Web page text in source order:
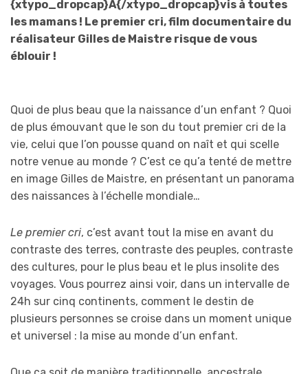
{xtypo_dropcap}A{/xtypo_dropcap}vis à toutes
les mamans ! Le premier cri, film documentaire du
réalisateur Gilles de Maistre risque de vous
éblouir !
Quoi de plus beau que la naissance d’un enfant ? Quoi
de plus émouvant que le son du tout premier cri de la
vie, celui que l’on pousse quand on naît et qui scelle
notre venue au monde ? C’est ce qu’a tenté de mettre
en image Gilles de Maistre, en présentant un panorama
des naissances à l’échelle mondiale…
Le premier cri, c’est avant tout la mise en avant du
contraste des terres, contraste des peuples, contraste
des cultures, pour le plus beau et le plus insolite des
voyages. Vous pourrez ainsi voir, dans un intervalle de
24h sur cinq continents, comment le destin de
plusieurs personnes se croise dans un moment unique
et universel : la mise au monde d’un enfant.